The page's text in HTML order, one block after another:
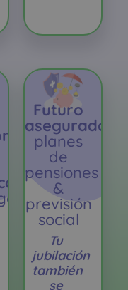
Futuro
asegurado
planes
de
pensiones
&
previsión
social
Tu
jubilación
también
se